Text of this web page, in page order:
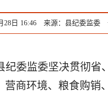
28日 16:46 来源：县纪委监委
纪委监委坚决贯彻省
营商环境、粮食购销